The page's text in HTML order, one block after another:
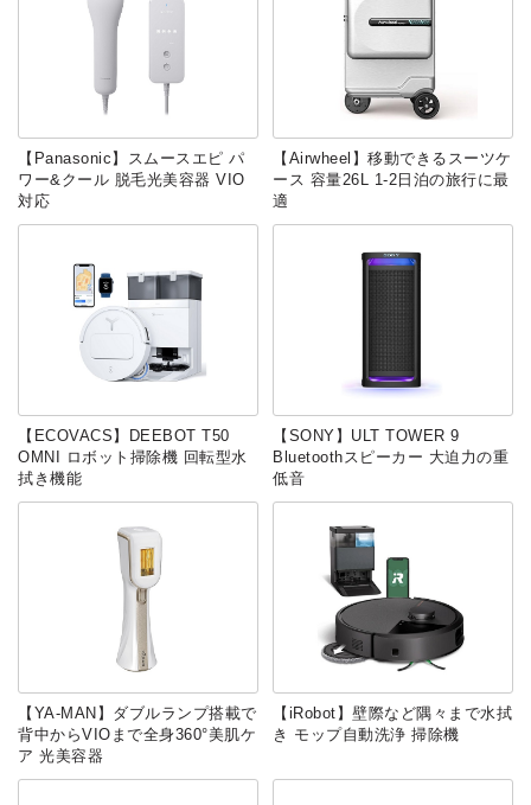
【Panasonic】スムースエピ パ
ワー&クール 脱毛光美容器 VIO
対応
【Airwheel】移動できるスーツケ
ース 容量26L 1-2日泊の旅行に最
適
【ECOVACS】DEEBOT T50
OMNI ロボット掃除機 回転型水
拭き機能
【SONY】ULT TOWER 9
Bluetoothスピーカー 大迫力の重
低音
【YA-MAN】ダブルランプ搭載で
背中からVIOまで全身360°美肌ケ
ア 光美容器
【‎iRobot】壁際など隅々まで水拭
き モップ自動洗浄 掃除機